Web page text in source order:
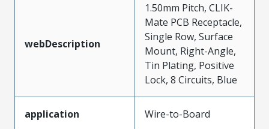
webDescription
1.50mm Pitch, CLIK-
Mate PCB Receptacle,
Single Row, Surface
Mount, Right-Angle,
Tin Plating, Positive
Lock, 8 Circuits, Blue
application Wire-to-Board